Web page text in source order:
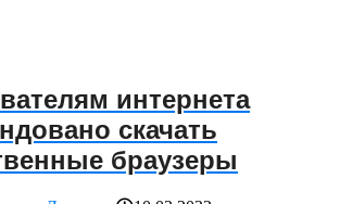
интернета
скачать
браузеры